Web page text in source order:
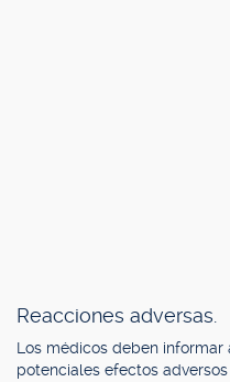
Reacciones adversas.
Los médicos deben
potenciales efectos